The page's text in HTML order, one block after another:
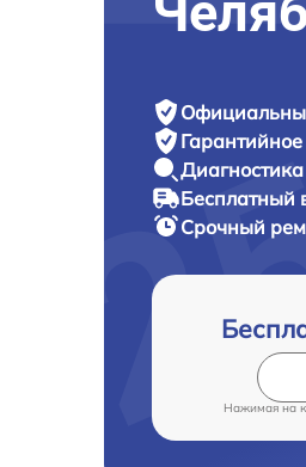
Бесплатный
Срочный
Нажимая на